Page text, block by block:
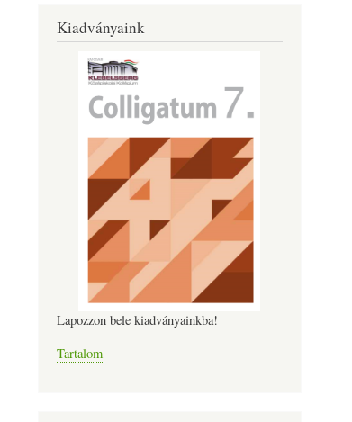
Kiadványaink
Lapozzon bele kiadványainkba!
Tartalom